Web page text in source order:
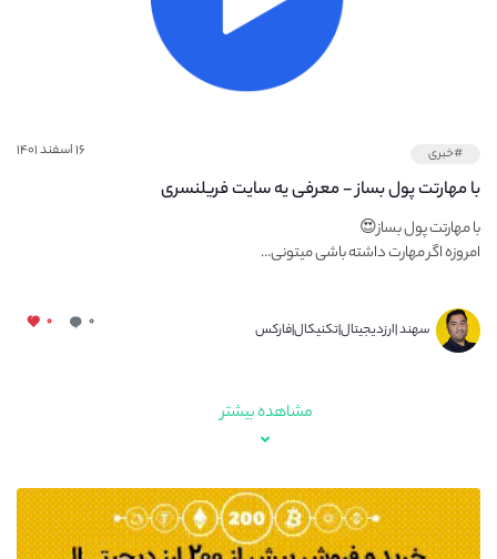
#خبری ۱۶ اسفند ۱۴۰۱
با مهارتت پول بساز - معرفی یه سایت فریلنسری
با مهارتت پول بساز😍
امروزه اگر مهارت داشته باشی میتونی...
سهند |ارزدیجیتال|تکنیکال|فارکس ۰ ۰
مشاهده بیشتر